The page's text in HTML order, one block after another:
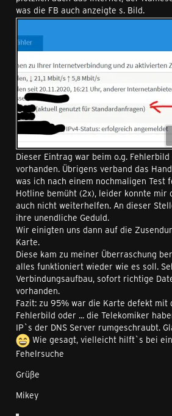
was die FB auch anzeigte s. Bild.
Dieser Eintrag war beim o.g.
vorhanden. Übrigens verband das
was ich nach einem nochmaligen Test
Hotline bemüht (2x), leider konnte mir
auch nicht weiterhelfen. An dieser
ihre unendliche Geduld.
Wir einigten uns dann auf die
Karte.
Diese kam zu meiner Überraschung
alles funktioniert wieder wie es soll.
Verbindungsaufbau, sofort richtige
vorhanden.
Fazit: zu 95% war die Karte defekt mit
Fehlerbild oder ... die Telekomiker
IP`s der DNS Server rumgeschraubt.
Wie gesagt, vielleicht hilft`s bei
Fehelrsuche
Grüße
Mikey